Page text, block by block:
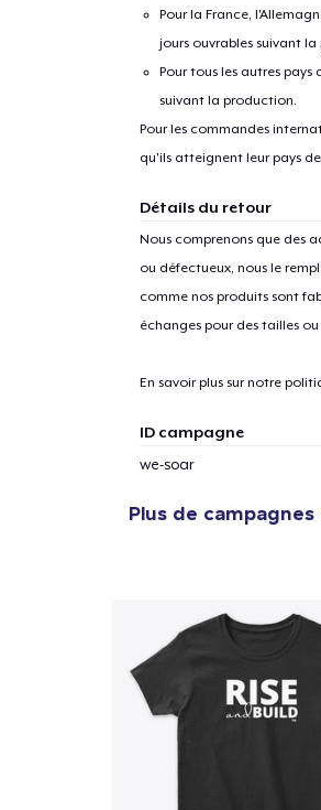
Pour la France,
jours ouvrables suivant
Pour tous les autres pays
suivant la production.
Pour les commandes
qu'ils atteignent leur pays
Détails du retour
Nous comprenons que des
ou défectueux, nous le
comme nos produits sont
échanges pour des tailles
En savoir plus sur notre
ID campagne
we-soar
Plus de campagnes